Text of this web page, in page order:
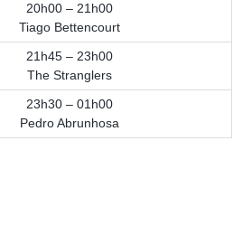
20h00 – 21h00
Tiago Bettencourt
21h45 – 23h00
The Stranglers
23h30 – 01h00
Pedro Abrunhosa